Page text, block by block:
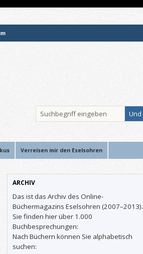
Verreisen mir den Eselsohren
ARCHIV
Das ist das Archiv des Online-
Büchermagazins Eselsohren (2007–2013).
Sie finden hier über 1.000
Buchbesprechungen:
Nach Büchern können Sie alphabetisch
suchen: